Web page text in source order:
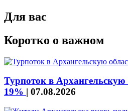
Для вас
Коротко о важном
Турпоток в Архангельскую
19% | 07.08.2026